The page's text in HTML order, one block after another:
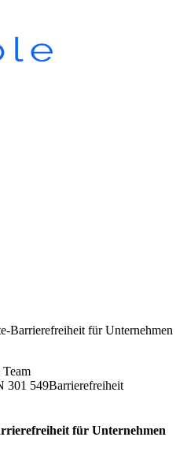
Barrierefreiheit für Unternehmen
Team
301 549Barrierefreiheit
für Unternehmen